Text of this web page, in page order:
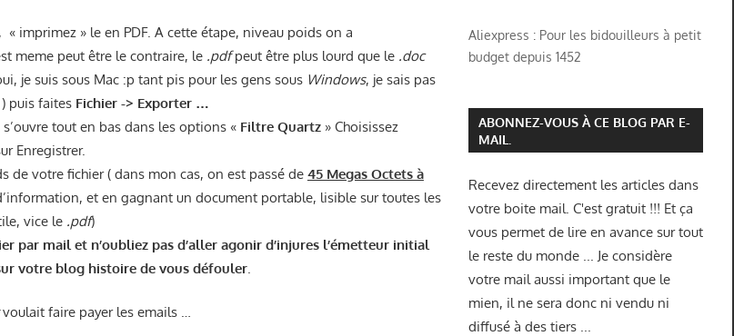
« imprimez » le en PDF. A cette étape, niveau poids on a
meme peut être le contraire, le .pdfpeut être plus lourd que le .doc
je suis sous Mac :p tant pis pour les gens sous Windows, je sais pas
puis faites Fichier -> Exporter …
tout en bas dans les options « Filtre Quartz» Choisissez
Enregistrer.
de votre fichier ( dans mon cas, on est passé de 45 Megas Octets à
et en gagnant un document portable, lisible sur toutes les
vice le .pdf)
par mail et n’oubliez pas d’aller agonir d’injures l’émetteur initial
votre blog histoire de vous défouler.
voulait faire payer les emails …
Aliexpress : Pour les bidouilleurs à petit
budget depuis 1452
ABONNEZ-VOUS À CE BLOG PAR E-
MAIL.
Recevez directement les articles dans
votre boite mail. C'est gratuit !!! Et ça
vous permet de lire en avance sur tout
le reste du monde ... Je considère
votre mail aussi important que le
mien, il ne sera donc ni vendu ni
diffusé à des tiers ...